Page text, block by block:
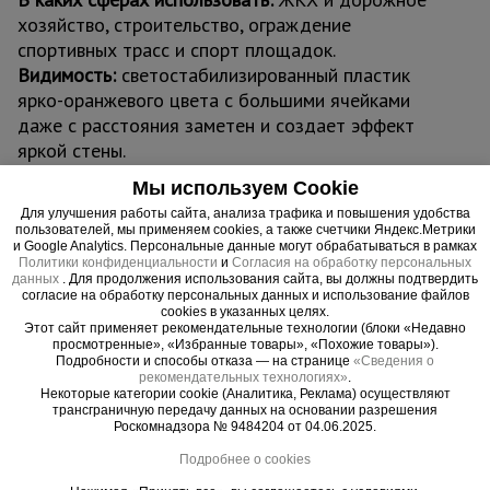
хозяйство, строительство, ограждение
спортивных трасс и спорт площадок.
Видимость:светостабилизированный пластик
ярко-оранжевого цвета с большими ячейками
даже с расстояния заметен и создает эффект
яркой стены.
Нормативная база:
сетка оранжевая
соответствует СНиП 1203-99 «Безопасность
труда в строительстве» СНиП III-4-80* «Техника
безопасности в строительстве» и СНиП 3.03.01-
87 «Несущие ограждающие конструкции».
Важные преимущества –
эффективная работа
Мы используем Cookie
Для улучшения работы сайта, анализа трафика и повышения удобства
пользователей, мы применяем cookies, а также счетчики Яндекс.Метрики
и Google Analytics. Персональные данные могут обрабатываться в рамках
Политики конфиденциальности и Согласия на обработку персональных
данных . Для продолжения использования сайта, вы должны подтвердить
согласие на обработку персональных данных и использование файлов
cookies в указанных целях.
Этот сайт применяет рекомендательные технологии (блоки «Недавно
просмотренные», «Избранные товары», «Похожие товары»).
Подробности и способы отказа — на странице «Сведения о
рекомендательных технологиях».
Некоторые категории cookie (Аналитика, Реклама) осуществляют
трансграничную передачу данных на основании разрешения
Роскомнадзора № 9484204 от 04.06.2025.
Подробнее о cookies